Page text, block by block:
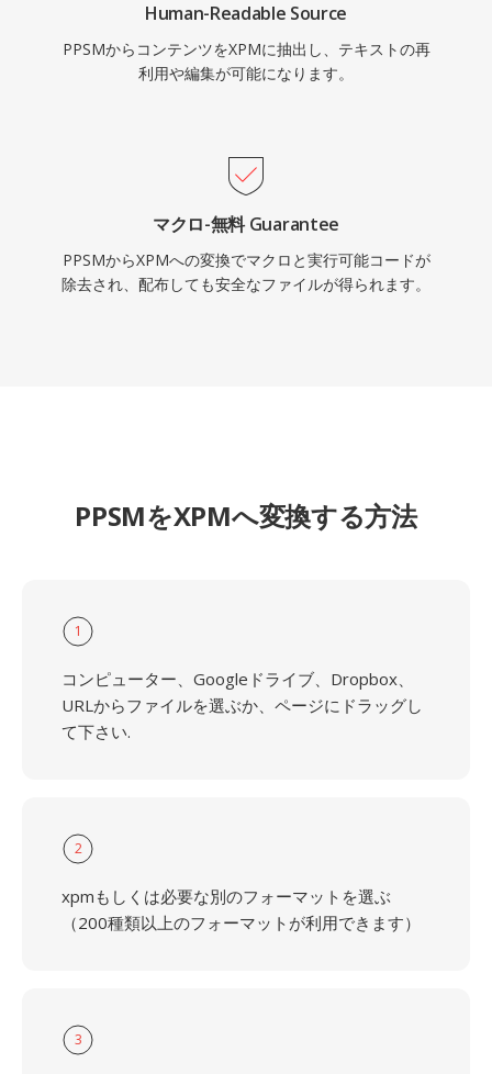
Human-Readable Source
PPSMからコンテンツをXPMに抽出し、テキストの再
利用や編集が可能になります。
マクロ-無料 Guarantee
PPSMからXPMへの変換でマクロと実行可能コードが
除去され、配布しても安全なファイルが得られます。
PPSMをXPMへ変換する方法
1
コンピューター、Googleドライブ、Dropbox、
URLからファイルを選ぶか、ページにドラッグし
て下さい.
2
xpmもしくは必要な別のフォーマットを選ぶ
（200種類以上のフォーマットが利用できます）
3